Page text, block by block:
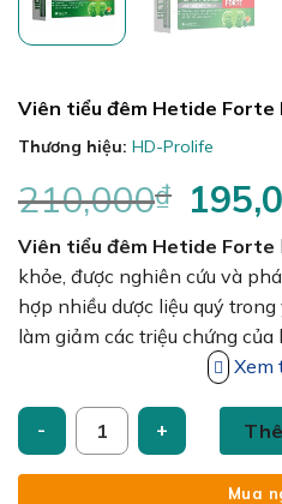
Viên tiểu đêm Hetide Forte
Thương hiệu: HD-Prolife
210,000₫ Giá
gốc
là:
Viên tiểu đêm Hetide Forte
khỏe, được nghiên cứu và
hợp nhiều dược liệu quý
làm giảm các triệu chứng
thích như tiểu đêm nhiều
Forte
được phân phối bởi
Xem
Viên tiểu đêm Hetide Forte
Mua